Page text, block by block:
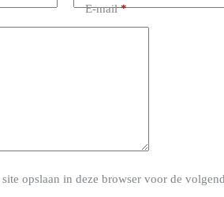
E-mail*
opslaan in deze browser voor de